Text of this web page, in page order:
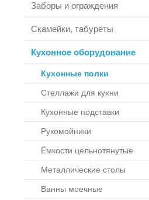
Заборы и ограждения
Скамейки, табуреты
Кухонное оборудование
Кухонные полки
Стеллажи для кухни
Кухонные подставки
Рукомойники
Ёмкости цельнотянутые
Металлические столы
Ванны моечные